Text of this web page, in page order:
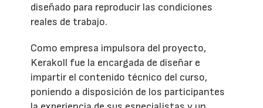
diseñado para reproducir las condiciones
reales de trabajo.
Como empresa impulsora del proyecto,
Kerakoll fue la encargada de diseñar e
impartir el contenido técnico del curso,
poniendo a disposición de los participantes